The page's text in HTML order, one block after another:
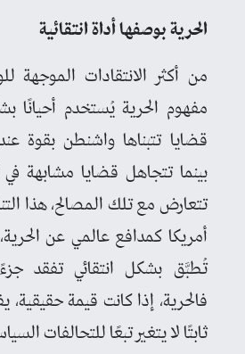
الحرية بوصفها أداة انتقائية
من أكثر الانتقادات الموجهة
مفهوم الحرية يُستخدم أحيانًا
قضايا تتبناها واشنطن بقوة
بينما تتجاهل قضايا مشابهة
تتعارض مع تلك المصالح، هذا
أمريكا كمدافع عالمي عن
تُطبَّق بشكل انتقائي تفقد
فالحرية، إذا كانت قيمة
ثابتًا لا يتغير تبعًا للتحالفات